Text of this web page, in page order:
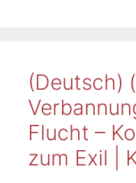
(Deutsch)
Flucht –
zum Exil |